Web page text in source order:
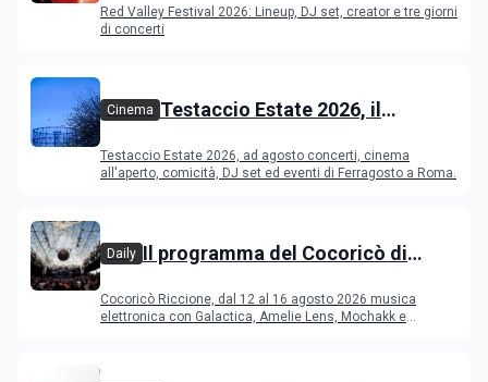
Red Valley Festival 2026: Lineup, DJ set, creator e tre giorni
di concerti
Cinema Testaccio Estate 2026, il
Ferragosto
Testaccio Estate 2026, ad agosto concerti, cinema
all'aperto, comicità, DJ set ed eventi di Ferragosto a Roma.
Daily Il programma del Cocoricò di
Cocoricò Riccione, dal 12 al 16 agosto 2026 musica
elettronica con Galactica, Amelie Lens, Mochakk e